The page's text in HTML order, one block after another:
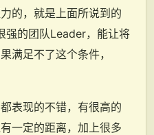
的，就是上面所说到的
强的团队Leader，能让将
满足不了这个条件，
表现的不错，有很高的
一定的距离，加上很多